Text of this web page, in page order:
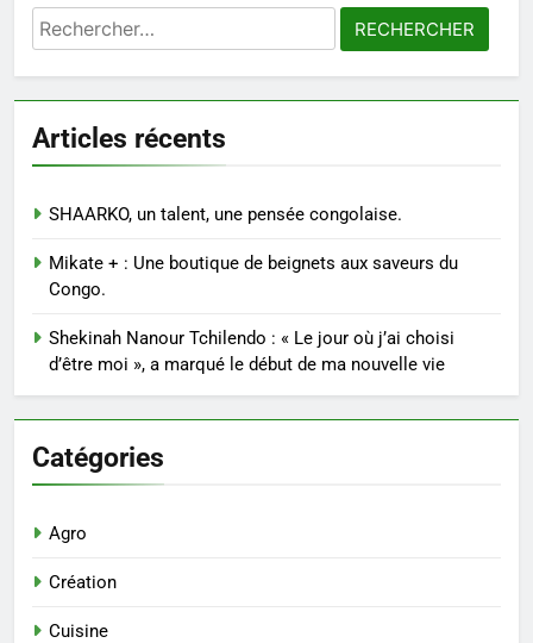
Rechercher :
Articles récents
SHAARKO, un talent, une pensée congolaise.
Mikate + : Une boutique de beignets aux saveurs du
Congo.
Shekinah Nanour Tchilendo : « Le jour où j’ai choisi
d’être moi », a marqué le début de ma nouvelle vie
Catégories
Agro
Création
Cuisine